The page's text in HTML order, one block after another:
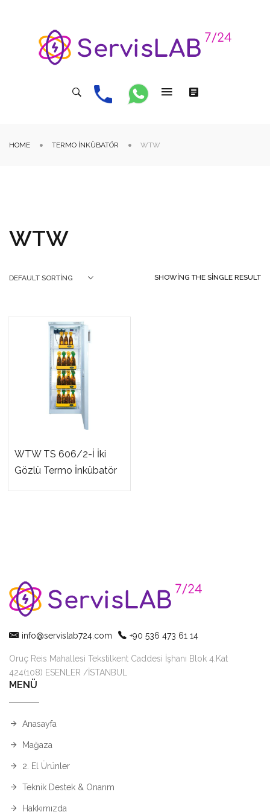
HOME TERMO İNKÜBATÖR WTW
WTW
SHOWING THE SINGLE RESULT
DEFAULT SORTING
WTW TS 606/2-İ İki
Gözlü Termo İnkübatör
info@servislab724.com +90 536 473 61 14
Oruç Reis Mahallesi Tekstilkent Caddesi İşhanı Blok 4.Kat
424(108) ESENLER /İSTANBUL
MENÜ
Anasayfa
Mağaza
2. El Ürünler
Teknik Destek & Onarım
Hakkımızda